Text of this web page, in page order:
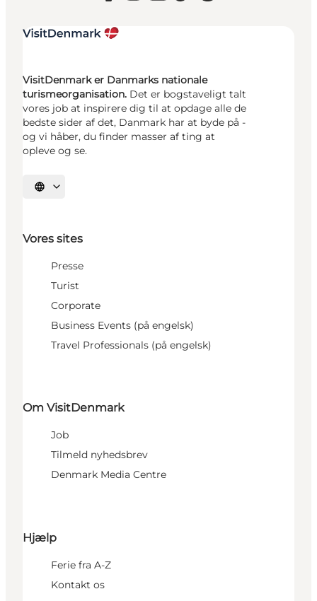
VisitDenmark er Danmarks nationale
turismeorganisation. Det er bogstaveligt talt
vores job at inspirere dig til at opdage alle de
bedste sider af det, Danmark har at byde på -
og vi håber, du finder masser af ting at
opleve og se.
Vælg sprog
Vores sites
Presse
Turist
Corporate
Business Events (på engelsk)
Travel Professionals (på engelsk)
Om VisitDenmark
Job
Tilmeld nyhedsbrev
Denmark Media Centre
Hjælp
Ferie fra A-Z
Kontakt os